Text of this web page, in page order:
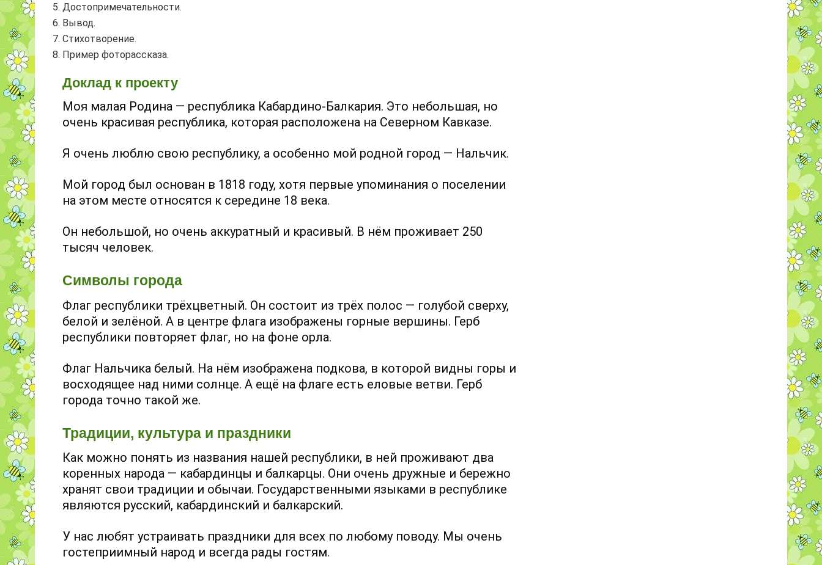
Достопримечательности.
Вывод.
Стихотворение.
Пример фоторассказа.
Доклад к проекту
Моя малая Родина — республика Кабардино-Балкария. Это небольшая, но
очень красивая республика, которая расположена на Северном Кавказе.
Я очень люблю свою республику, а особенно мой родной город — Нальчик.
Мой город был основан в 1818 году, хотя первые упоминания о поселении
на этом месте относятся к середине 18 века.
Он небольшой, но очень аккуратный и красивый. В нём проживает 250
тысяч человек.
Символы города
Флаг республики трёхцветный. Он состоит из трёх полос — голубой сверху,
белой и зелёной. А в центре флага изображены горные вершины. Герб
республики повторяет флаг, но на фоне орла.
Флаг Нальчика белый. На нём изображена подкова, в которой видны горы и
восходящее над ними солнце. А ещё на флаге есть еловые ветви. Герб
города точно такой же.
Традиции, культура и праздники
Как можно понять из названия нашей республики, в ней проживают два
коренных народа — кабардинцы и балкарцы. Они очень дружные и бережно
хранят свои традиции и обычаи. Государственными языками в республике
являются русский, кабардинский и балкарский.
У нас любят устраивать праздники для всех по любому поводу. Мы очень
гостеприимный народ и всегда рады гостям.